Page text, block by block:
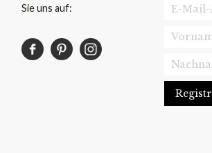
Sie uns auf: